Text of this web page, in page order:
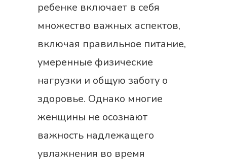
ребенке включает в себя
множество важных аспектов,
включая правильное питание,
умеренные физические
нагрузки и общую заботу о
здоровье. Однако многие
женщины не осознают
важность надлежащего
увлажнения во время